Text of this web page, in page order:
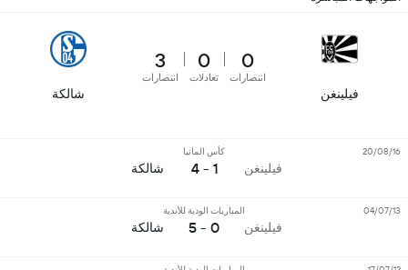
فيلينغن
0
انتصارات
0
تعادلات
3
انتصارات
شالكة
فيلينغن
كأس المانيا
1 - 4 شالكة
20/08/16
فيلينغن
المباريات الودية للأندية
0 - 5 شالكة
04/07/13